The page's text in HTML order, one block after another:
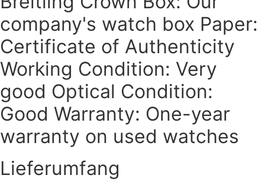
company's watch box Paper:
Certificate of Authenticity
Working Condition: Very
good Optical Condition:
Good Warranty: One-year
warranty on used watches
Lieferumfang